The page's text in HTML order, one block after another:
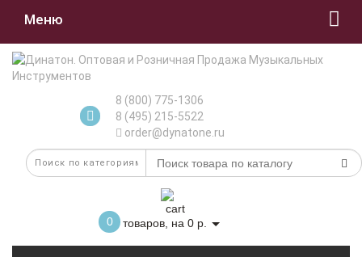
Меню
8 (800) 775-1306
8 (495) 215-5522
order@dynatone.ru
0 товаров, на 0 р.